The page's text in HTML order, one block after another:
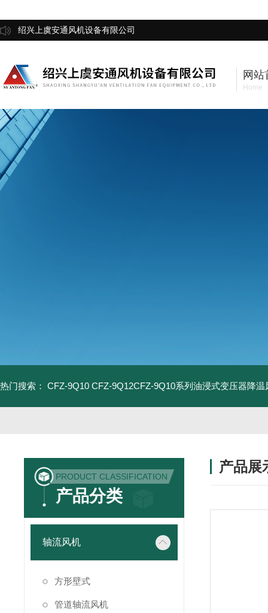
绍兴上虞安通风机设备有限公司
网站
Home
热门搜索： CFZ-9Q10 CFZ-9Q12CFZ-9Q10系列油浸式变压器降温
PRODUCT CLASSIFICATION
产品分类
轴流风机
方形壁式
管道轴流风机
产品展